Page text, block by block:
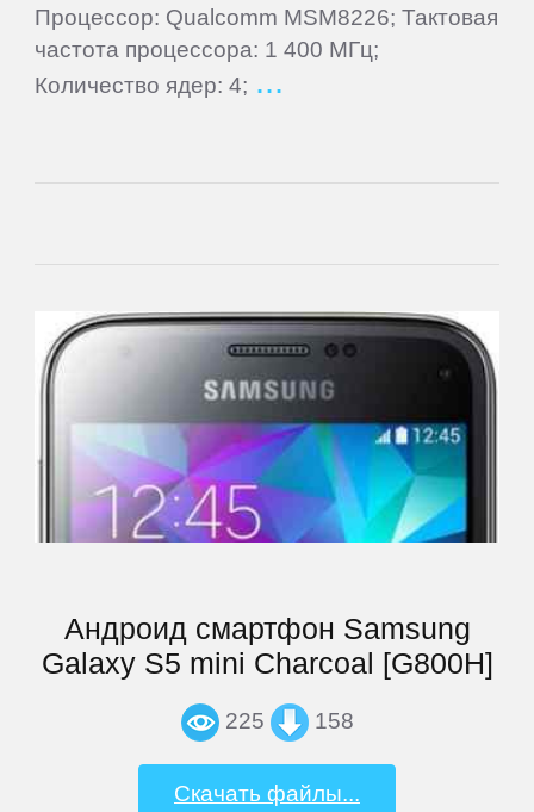
Процессор: Qualcomm MSM8226; Тактовая
частота процессора: 1 400 МГц;
Количество ядер: 4;
Андроид смартфон Samsung
Galaxy S5 mini Charcoal [G800H]
225 158
Скачать файлы...
Prology
Rolsen
Ross
and
Moor
SeeMax